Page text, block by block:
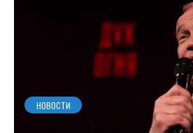
НОВОСТИ